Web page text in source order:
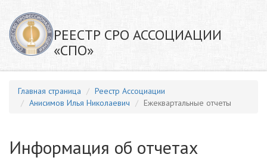
РЕЕСТР СРО АССОЦИАЦИИ
«СПО»
Главная страница
Реестр Ассоциации
Анисимов Илья Николаевич
Ежеквартальные отчеты
Информация об отчетах